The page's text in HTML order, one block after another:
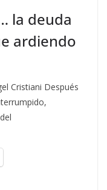
la deuda
ardiendo
Cristiani Después